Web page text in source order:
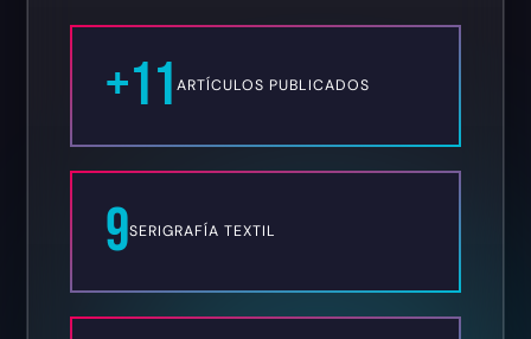
+11ARTÍCULOS PUBLICADOS
9SERIGRAFÍA TEXTIL